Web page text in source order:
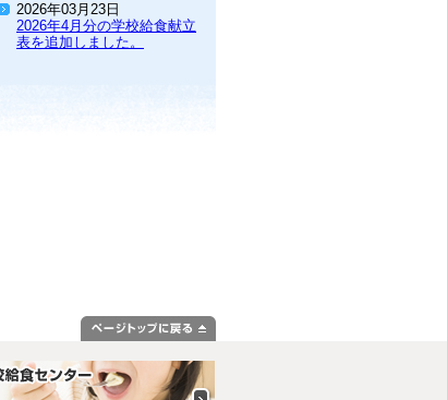
2026年03月23日
2026年4月分の学校給食献立
表を追加しました。